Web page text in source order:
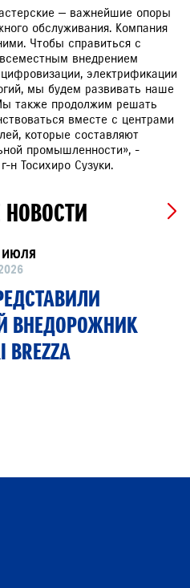
— важнейшие опоры
обслуживания. Компания
Чтобы справиться с
внедрением
электрификации
мы будем развивать наше
также продолжим решать
вместе с центрами
которые составляют
промышленности», -
н Тосихиро Сузуки.
НОВОСТИ
ИЮЛЯ
ВНЕДОРОЖНИК
BREZZA